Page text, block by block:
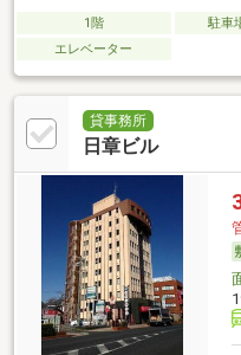
1階 駐車
エレベーター
貸事務所
日章ビル